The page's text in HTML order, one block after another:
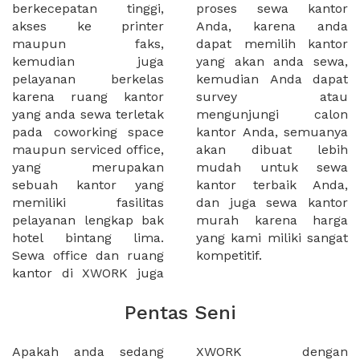
berkecepatan tinggi,
akses ke printer
maupun faks,
kemudian juga
pelayanan berkelas
karena ruang kantor
yang anda sewa terletak
pada coworking space
maupun serviced office,
yang merupakan
sebuah kantor yang
memiliki fasilitas
pelayanan lengkap bak
hotel bintang lima.
Sewa office dan ruang
kantor di XWORK juga
proses sewa kantor
Anda, karena anda
dapat memilih kantor
yang akan anda sewa,
kemudian Anda dapat
survey atau
mengunjungi calon
kantor Anda, semuanya
akan dibuat lebih
mudah untuk sewa
kantor terbaik Anda,
dan juga sewa kantor
murah karena harga
yang kami miliki sangat
kompetitif.
Pentas Seni
Apakah anda sedang
XWORK dengan